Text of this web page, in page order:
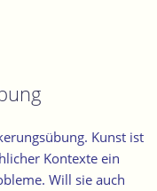
Kunst ist
Kontexte ein
Will sie auch